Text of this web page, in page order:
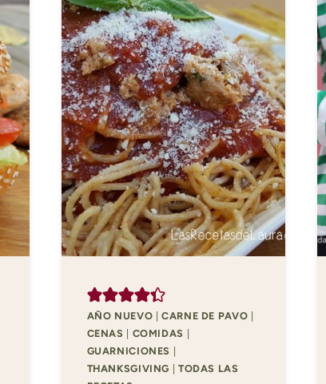
AÑO NUEVO |CARNE DE PAVO
CENAS
COMIDAS
GUARNICIONES
THANKSGIVING
TODAS LAS